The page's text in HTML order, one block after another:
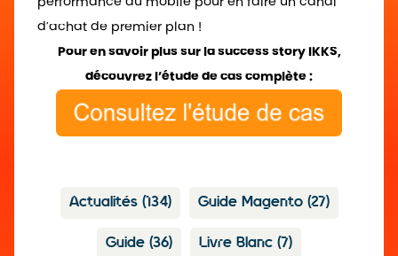
d’achat de premier plan !
Pour en savoir plus sur la success story IKKS,
découvrez l’étude de cas complète :
Actualités (134) Guide Magento (27)
Guide (36) Livre Blanc (7)